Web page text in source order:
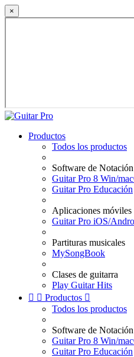
×
Productos
Todos los productos
Software de
Guitar Pro 8 Win/
Guitar Pro Educación
Aplicaciones móviles
Guitar Pro iOS/
Partituras musicales
MySongBook
Clases de guitarra
Play Guitar Hits
  Productos 
Todos los productos
Software de
Guitar Pro 8 Win/
Guitar Pro Educación